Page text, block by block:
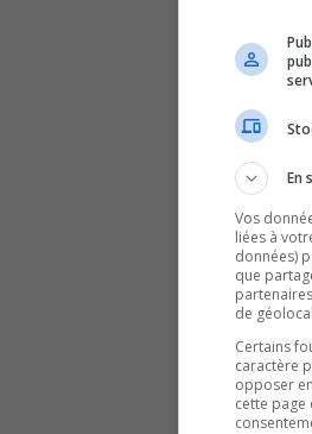
En
Vos
liées à
données)
que
de
Certains
caractère
opposer
cette